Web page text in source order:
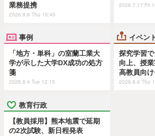
業務提携
2026.8.6 Thu 15:45
2026.7.17 Fri
事例
「地方・単科」の室蘭工業大
学が示した大学DX成功の処方
箋
2026.8.4 Tue 12:15
イベン
探究学習
向上、授
高教員向
2026.8.6 Thu
教育行政
【教員採用】熊本地震で延期
の2次試験、新日程発表